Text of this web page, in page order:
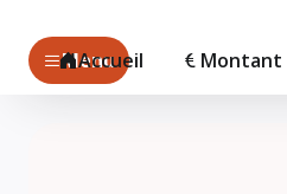
Menu
Accueil Montant